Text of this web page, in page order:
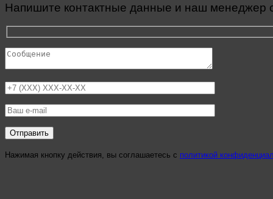
Напишите контактные данные и наш менеджер
Нажимая кнопку действия, вы соглашаетесь с политикой